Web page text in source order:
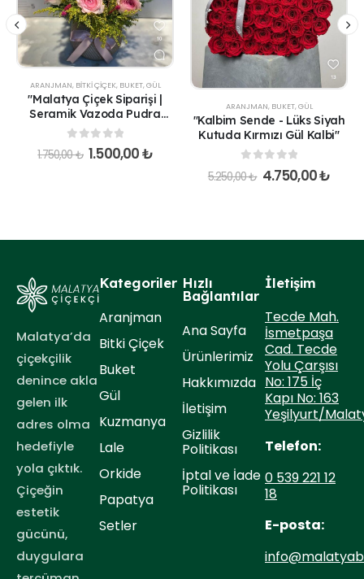
ARANJMAN, BITKI ÇIÇEK, BUKET,GÜL
"Malatya Çiçek Siparişi |
Seramik Vazoda Pudra
İthal Güller"
0 out of 5
1.750,00₺ 1.500,00₺
ARANJMAN, BUKET,GÜL
"Kalbim Sende - Lüks Siyah
Kutuda Kırmızı Gül Kalbi"
out of 5
5.250,00₺ 4.750,00₺
Malatya’da
çiçekçilik
denince akla
gelen ilk
adres olma
hedefiyle
yola çıktık.
Çiçeğin
estetik
gücünü,
duygulara
Kategoriler
Aranjman
Bitki Çiçek
Buket
Gül
Kuzmanya
Lale
Orkide
Papatya
Setler
Hızlı
Bağlantılar
Ana Sayfa
Ürünlerimiz
Hakkımızda
İletişim
Gizlilik
Politikası
İptal ve İade
Politikası
İletişim
Tecde Mah.
İsmetpaşa
Cad. Tecde
Yolu Çarşısı
No: 175 İç
Kapı No: 163
Yeşilyurt/
Telefon:
0 539 221 12
18
E-posta: